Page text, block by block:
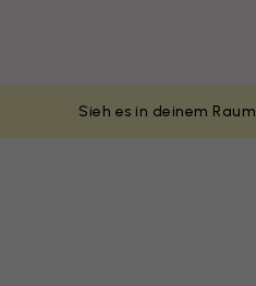
Sieh es in deinem Raum